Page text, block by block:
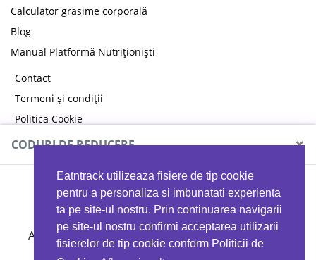
Eatntrack utilizeaza fisiere de tip cookie
pentru a personaliza si imbunatati experienta
ta pe site-ul nostru. Prin continuarea navigarii
pe site-ul nostru confirmi acceptarea utilizarii
fisierelor de tip cookie conform Politicii de
Calculator grăsime corporală
Blog
Manual Platformă Nutriționiști
Contact
Termeni și condiții
Politica Cookie
Politica de confidențialitate
CODURI DE REDUCERE ×
MYPROTEIN
Ai 40%reducere la orice comandă folosind codul
EATTRACK